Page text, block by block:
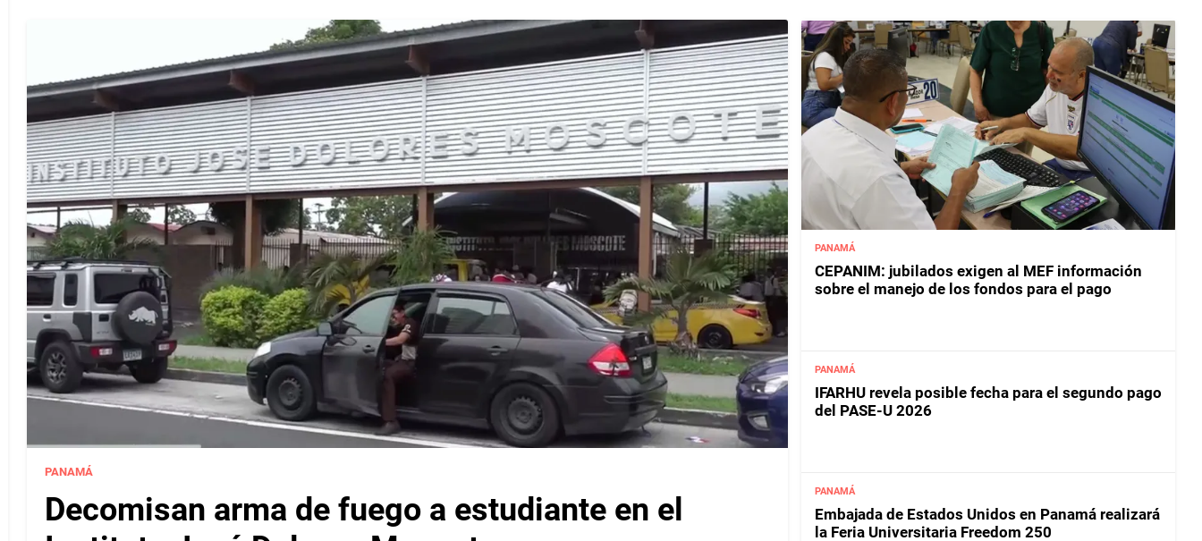
PANAMÁ
Decomisan arma de fuego a estudiante en el
PANAMÁ
CEPANIM: jubilados exigen al MEF información
sobre el manejo de los fondos para el pago
PANAMÁ
IFARHU revela posible fecha para el segundo pago
del PASE-U 2026
PANAMÁ
Embajada de Estados Unidos en Panamá realizará
la Feria Universitaria Freedom 250